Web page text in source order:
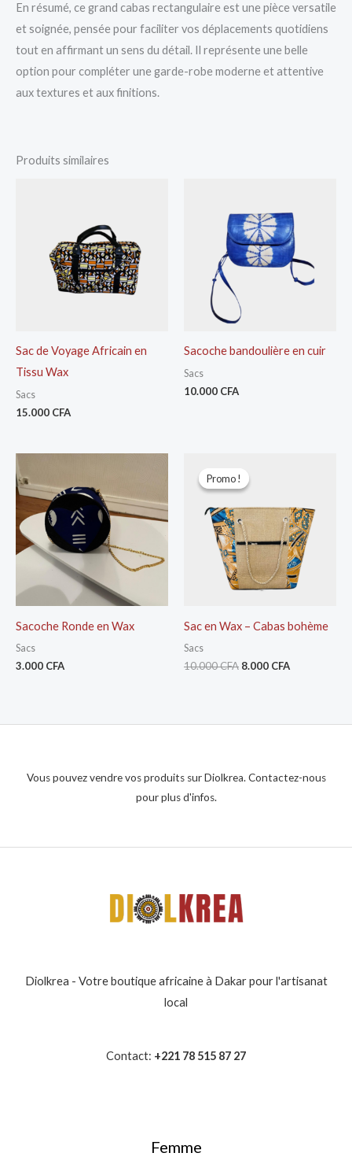
En résumé, ce grand cabas rectangulaire est une pièce versatile
et soignée, pensée pour faciliter vos déplacements quotidiens
tout en affirmant un sens du détail. Il représente une belle
option pour compléter une garde-robe moderne et attentive
aux textures et aux finitions.
Produits similaires
Sac de Voyage Africain en
Tissu Wax
Sacs
15.000 CFA
Sacoche bandoulière en cuir
Sacs
10.000 CFA
Sacoche Ronde en Wax
Sacs
3.000 CFA
Promo !
Promo !
Sac en Wax – Cabas bohème
Sacs
10.000CFA
initial
10.000 CFA.
8.000 CFA
8.000 CFA.
Vous pouvez vendre vos produits sur Diolkrea. Contactez-nous
pour plus d'infos.
Diolkrea - Votre boutique africaine à Dakar pour l'artisanat
local
Contact: +221 78 515 87 27
Femme